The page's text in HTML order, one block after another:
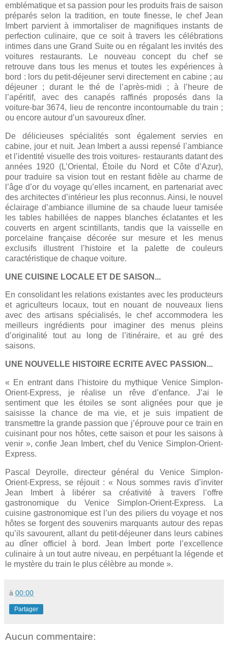
emblématique et sa passion pour les produits frais de saison
préparés selon la tradition, en toute finesse, le chef Jean
Imbert parvient à immortaliser de magnifiques instants de
perfection culinaire, que ce soit à travers les célébrations
intimes dans une Grand Suite ou en régalant les invités des
voitures restaurants. Le nouveau concept du chef se
retrouve dans tous les menus et toutes les expériences à
bord : lors du petit-déjeuner servi directement en cabine ; au
déjeuner ; durant le thé de l’après-midi ; à l’heure de
l’apéritif, avec des canapés raffinés proposés dans la
voiture-bar 3674, lieu de rencontre incontournable du train ;
ou encore autour d’un savoureux dîner.
De délicieuses spécialités sont également servies en
cabine, jour et nuit. Jean Imbert a aussi repensé l’ambiance
et l’identité visuelle des trois voitures- restaurants datant des
années 1920 (L’Oriental, Étoile du Nord et Côte d’Azur),
pour traduire sa vision tout en restant fidèle au charme de
l’âge d’or du voyage qu’elles incarnent, en partenariat avec
des architectes d’intérieur les plus reconnus. Ainsi, le nouvel
éclairage d’ambiance illumine de sa chaude lueur tamisée
les tables habillées de nappes blanches éclatantes et les
couverts en argent scintillants, tandis que la vaisselle en
porcelaine française décorée sur mesure et les menus
exclusifs illustrent l’histoire et la palette de couleurs
caractéristique de chaque voiture.
UNE CUISINE LOCALE ET DE SAISON...
En consolidant les relations existantes avec les producteurs
et agriculteurs locaux, tout en nouant de nouveaux liens
avec des artisans spécialisés, le chef accommodera les
meilleurs ingrédients pour imaginer des menus pleins
d’originalité tout au long de l’itinéraire, et au gré des
saisons.
UNE NOUVELLE HISTOIRE ECRITE AVEC PASSION...
« En entrant dans l’histoire du mythique Venice Simplon-
Orient-Express, je réalise un rêve d’enfance. J’ai le
sentiment que les étoiles se sont alignées pour que je
saisisse la chance de ma vie, et je suis impatient de
transmettre la grande passion que j’éprouve pour ce train en
cuisinant pour nos hôtes, cette saison et pour les saisons à
venir », confie Jean Imbert, chef du Venice Simplon-Orient-
Express.
Pascal Deyrolle, directeur général du Venice Simplon-
Orient-Express, se réjouit : « Nous sommes ravis d’inviter
Jean Imbert à libérer sa créativité à travers l’offre
gastronomique du Venice Simplon-Orient-Express. La
cuisine gastronomique est l’un des piliers du voyage et nos
hôtes se forgent des souvenirs marquants autour des repas
qu’ils savourent, allant du petit-déjeuner dans leurs cabines
au dîner officiel à bord. Jean Imbert porte l’excellence
culinaire à un tout autre niveau, en perpétuant la légende et
le mystère du train le plus célèbre au monde ».
à 00:00
Partager
Aucun commentaire: